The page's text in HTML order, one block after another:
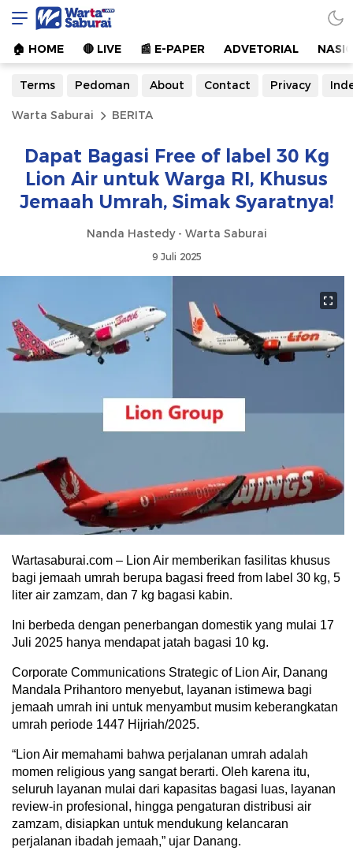
Warta Saburai
Sumber Informasi Terkini
🏠︎ HOME 🔴 LIVE 📰 E-PAPER ADVETORIAL
Terms Pedoman About Contact Privacy
Warta Saburai BERITA
Dapat Bagasi Free of label 30 Kg
Lion Air untuk Warga RI, Khusus
Jemaah Umrah, Simak Syaratnya!
Nanda Hastedy - Warta Saburai
9 Juli 2025
Wartasaburai.com – Lion Air memberikan fasilitas khusus
bagi jemaah umrah berupa bagasi freed from label 30 kg, 5
liter air zamzam, dan 7 kg bagasi kabin.
Ini berbeda dengan penerbangan domestik yang mulai 17
Juli 2025 hanya mendapat jatah bagasi 10 kg.
Corporate Communications Strategic of Lion Air, Danang
Mandala Prihantoro menyebut, layanan istimewa bagi
jemaah umrah ini untuk menyambut musim keberangkatan
umrah periode 1447 Hijriah/2025.
“Lion Air memahami bahwa perjalanan umrah adalah
momen religious yang sangat berarti. Oleh karena itu,
seluruh layanan mulai dari kapasitas bagasi luas, layanan
review-in profesional, hingga pengaturan distribusi air
zamzam, disiapkan untuk mendukung kelancaran
perjalanan ibadah jemaah,” ujar Danang.